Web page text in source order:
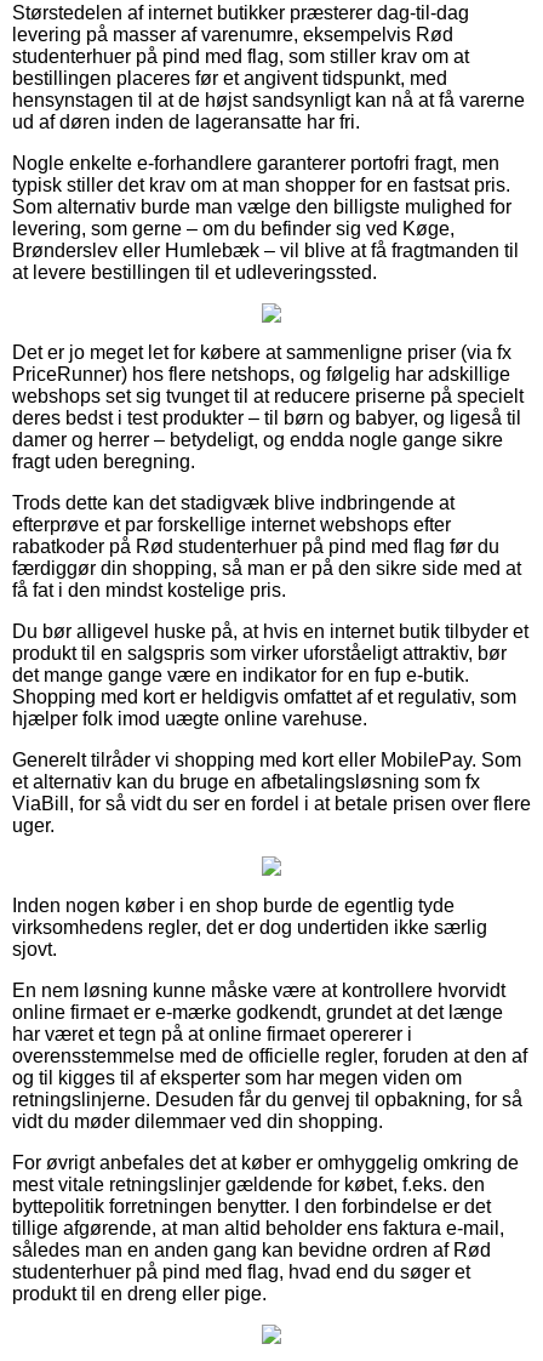
Størstedelen af internet butikker præsterer dag-til-dag
levering på masser af varenumre, eksempelvis Rød
studenterhuer på pind med flag, som stiller krav om at
bestillingen placeres før et angivent tidspunkt, med
hensynstagen til at de højst sandsynligt kan nå at få varerne
ud af døren inden de lageransatte har fri.
Nogle enkelte e-forhandlere garanterer portofri fragt, men
typisk stiller det krav om at man shopper for en fastsat pris.
Som alternativ burde man vælge den billigste mulighed for
levering, som gerne – om du befinder sig ved Køge,
Brønderslev eller Humlebæk – vil blive at få fragtmanden til
at levere bestillingen til et udleveringssted.
Det er jo meget let for købere at sammenligne priser (via fx
PriceRunner) hos flere netshops, og følgelig har adskillige
webshops set sig tvunget til at reducere priserne på specielt
deres bedst i test produkter – til børn og babyer, og ligeså til
damer og herrer – betydeligt, og endda nogle gange sikre
fragt uden beregning.
Trods dette kan det stadigvæk blive indbringende at
efterprøve et par forskellige internet webshops efter
rabatkoder på Rød studenterhuer på pind med flag før du
færdiggør din shopping, så man er på den sikre side med at
få fat i den mindst kostelige pris.
Du bør alligevel huske på, at hvis en internet butik tilbyder et
produkt til en salgspris som virker uforståeligt attraktiv, bør
det mange gange være en indikator for en fup e-butik.
Shopping med kort er heldigvis omfattet af et regulativ, som
hjælper folk imod uægte online varehuse.
Generelt tilråder vi shopping med kort eller MobilePay. Som
et alternativ kan du bruge en afbetalingsløsning som fx
ViaBill, for så vidt du ser en fordel i at betale prisen over flere
uger.
Inden nogen køber i en shop burde de egentlig tyde
virksomhedens regler, det er dog undertiden ikke særlig
sjovt.
En nem løsning kunne måske være at kontrollere hvorvidt
online firmaet er e-mærke godkendt, grundet at det længe
har været et tegn på at online firmaet opererer i
overensstemmelse med de officielle regler, foruden at den af
og til kigges til af eksperter som har megen viden om
retningslinjerne. Desuden får du genvej til opbakning, for så
vidt du møder dilemmaer ved din shopping.
For øvrigt anbefales det at køber er omhyggelig omkring de
mest vitale retningslinjer gældende for købet, f.eks. den
byttepolitik forretningen benytter. I den forbindelse er det
tillige afgørende, at man altid beholder ens faktura e-mail,
således man en anden gang kan bevidne ordren af Rød
studenterhuer på pind med flag, hvad end du søger et
produkt til en dreng eller pige.